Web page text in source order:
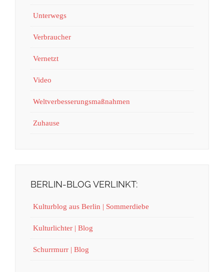
Unterwegs
Verbraucher
Vernetzt
Video
Weltverbesserungsmaßnahmen
Zuhause
BERLIN-BLOG VERLINKT:
Kulturblog aus Berlin | Sommerdiebe
Kulturlichter | Blog
Schurrmurr | Blog